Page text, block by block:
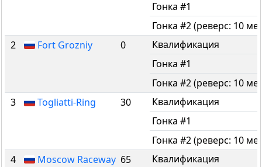
Гонка #1
Гонка #2 (реверс: 10
2
Fort Grozniy 0
Квалификация
Гонка #1
Гонка #2 (реверс: 10
3
Togliatti-Ring 30
Квалификация
Гонка #1
Гонка #2 (реверс: 10
4
Moscow Raceway 65
Квалификация